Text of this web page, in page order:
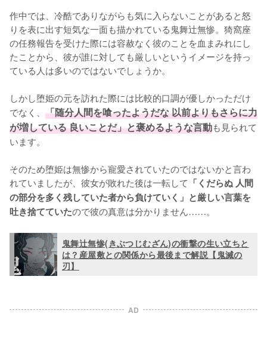
作中では、冷酷でありながらも気に入らないことがあると怒
りを表に出す短気な一面も描かれている鬼舞辻無惨。猗窩座
の任務報告を受けた際には容赦なく彼のことを血まみれにし
たことから、彼が誰に対しても厳しいというイメージを持っ
ている人は多いのではないでしょうか。
しかし堕姫の元を訪れた際には比較的口調が優しかっただけ
でなく、 「随分人間を喰ったようだな 以前よりもさらに力
が増している 良いことだ」と褒めるような言動も見られて
います。
そのため堕姫は無惨から寵愛されていたのではないかと言わ
れていましたが、彼女が敗れた後は一転して 「くだらぬ 人間
の部分を多く残していた者から負けていく」と厳しい言葉を
吐き捨てていたので彼の真意は分かりません……。
鬼舞辻無惨(きぶつじむざん)の衝撃の生い立ちと
は？産屋敷との関係から最後まで解説【鬼滅の
刃】
AD